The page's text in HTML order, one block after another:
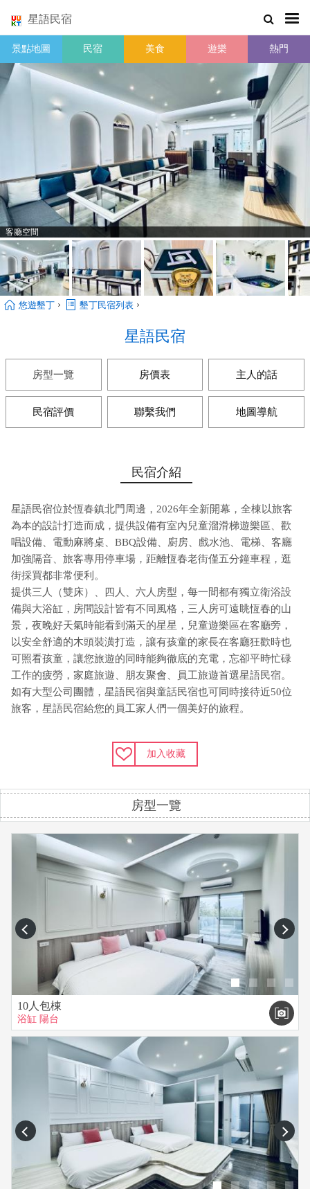
星語民宿
景點地圖 民宿 美食 遊樂 熱門
客廳空間
悠遊墾丁 › 墾丁民宿列表 ›
星語民宿
房型一覽 房價表 主人的話
民宿評價 聯繫我們 地圖導航
民宿介紹
星語民宿位於恆春鎮北門周邊，2026年全新開幕，全棟以旅客
為本的設計打造而成，提供設備有室內兒童溜滑梯遊樂區、歡
唱設備、電動麻將桌、BBQ設備、廚房、戲水池、電梯、客廳
加強隔音、旅客專用停車場，距離恆春老街僅五分鐘車程，逛
街採買都非常便利。
提供三人（雙床）、四人、六人房型，每一間都有獨立衛浴設
備與大浴缸，房間設計皆有不同風格，三人房可遠眺恆春的山
景，夜晚好天氣時能看到滿天的星星，兒童遊樂區在客廳旁，
以安全舒適的木頭裝潢打造，讓有孩童的家長在客廳狂歡時也
可照看孩童，讓您旅遊的同時能夠徹底的充電，忘卻平時忙碌
工作的疲勞，家庭旅遊、朋友聚會、員工旅遊首選星語民宿。
如有大型公司團體，星語民宿與童話民宿也可同時接待近50位
旅客，星語民宿給您的員工家人們一個美好的旅程。
加入收藏
房型一覽
prev next
10人包棟
浴缸 陽台
prev next